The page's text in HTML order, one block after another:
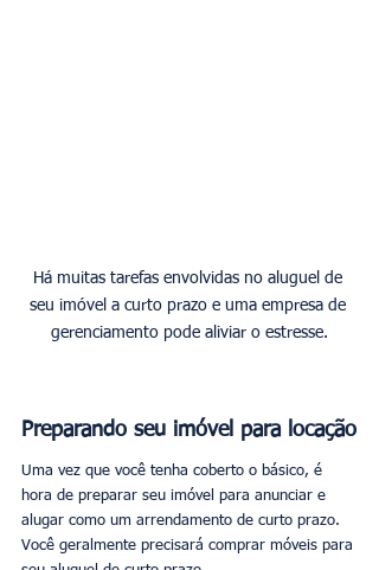
Há muitas tarefas envolvidas no aluguel de
seu imóvel a curto prazo e uma empresa de
gerenciamento pode aliviar o estresse.
Preparando seu imóvel para locação
Uma vez que você tenha coberto o básico, é
hora de preparar seu imóvel para anunciar e
alugar como um arrendamento de curto prazo.
Você geralmente precisará comprar móveis para